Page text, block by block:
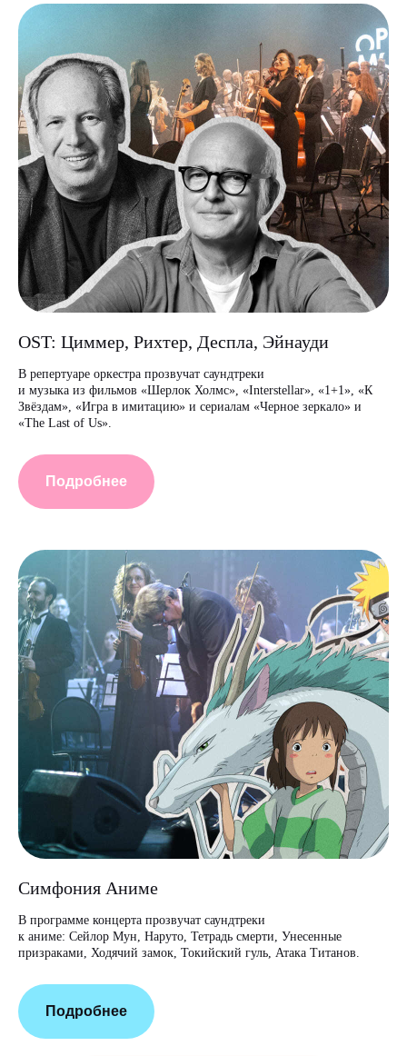
OST: Циммер, Рихтер, Деспла, Эйнауди
В репертуаре оркестра прозвучат саундтреки
и музыка из фильмов «Шерлок Холмс», «Interstellar», «1+1», «К
Звёздам», «Игра в имитацию» и сериалам «Черное зеркало» и
«The Last of Us».
Подробнее
Симфония Аниме
В программе концерта прозвучат саундтреки
к аниме: Сейлор Мун, Наруто, Тетрадь смерти, Унесенные
призраками, Ходячий замок, Токийский гуль, Атака Титанов.
Подробнее